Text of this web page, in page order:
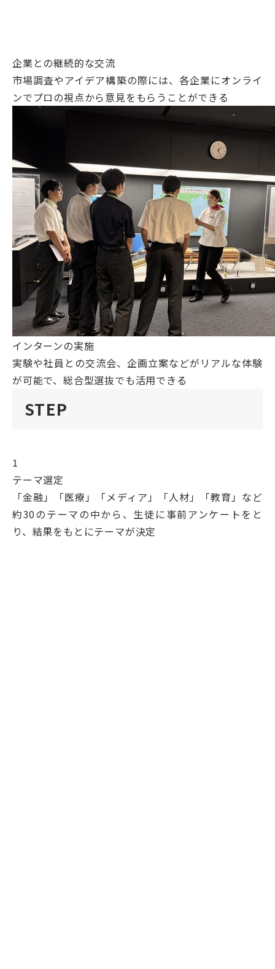
企業との継続的な交流
市場調査やアイデア構築の際には、各企業にオンライ
ンでプロの視点から意見をもらうことができる
インターンの実施
実験や社員との交流会、企画立案などがリアルな体験
が可能で、総合型選抜でも活用できる
STEP
1
テーマ選定
「金融」「医療」「メディア」「人材」「教育」など
約30のテーマの中から、生徒に事前アンケートをと
り、結果をもとにテーマが決定